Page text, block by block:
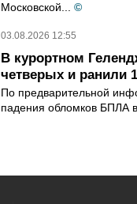
Московской...
©
03.08.2026 12:55
В курортном
четверых и ранили
По предварительной
падения обломков БПЛА